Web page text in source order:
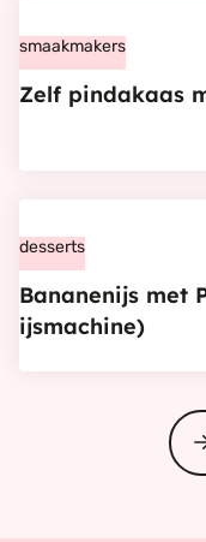
&
Zelf
pindakaas
maken
smaakmakers
Zelf pindakaas
Bananenijs
Pindakaas
desserts
Bananenijs met
ijsmachine)